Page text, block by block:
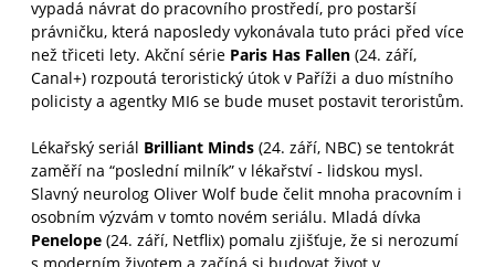
vypadá návrat do pracovního prostředí, pro postarší
právničku, která naposledy vykonávala tuto práci před více
než třiceti lety. Akční série Paris Has Fallen (24. září,
Canal+) rozpoutá teroristický útok v Paříži a duo místního
policisty a agentky MI6 se bude muset postavit teroristům.
Lékařský seriál Brilliant Minds (24. září, NBC) se tentokrát
zaměří na “poslední milník” v lékařství - lidskou mysl.
Slavný neurolog Oliver Wolf bude čelit mnoha pracovním i
osobním výzvám v tomto novém seriálu. Mladá dívka
Penelope (24. září, Netflix) pomalu zjišťuje, že si nerozumí